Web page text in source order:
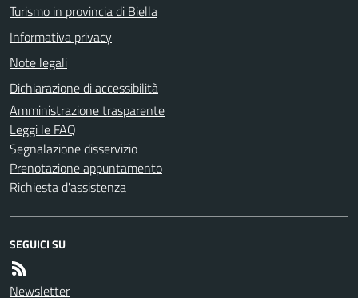
Turismo in provincia di Biella
Informativa privacy
Note legali
Dichiarazione di accessibilità
Amministrazione trasparente
Leggi le FAQ
Segnalazione disservizio
Prenotazione appuntamento
Richiesta d'assistenza
SEGUICI SU
Newsletter